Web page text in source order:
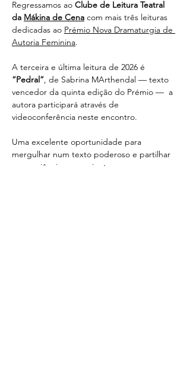
Regressamos ao Clube de Leitura Teatral
da Mákina de Cena com mais três leituras
dedicadas ao Prémio Nova Dramaturgia de
Autoria Feminina.
A terceira e última leitura de 2026 é
“Pedral”, de Sabrina MArthendal — texto
vencedor da quinta edição do Prémio —  a
autora participará através de
videoconferência neste encontro.
Uma excelente oportunidade para
mergulhar num texto poderoso e partilhar
a experiência em conjunto.